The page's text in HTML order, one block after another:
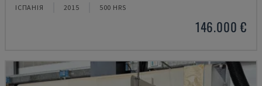
ІСПАНІЯ 2015 500 HRS
146.000 €